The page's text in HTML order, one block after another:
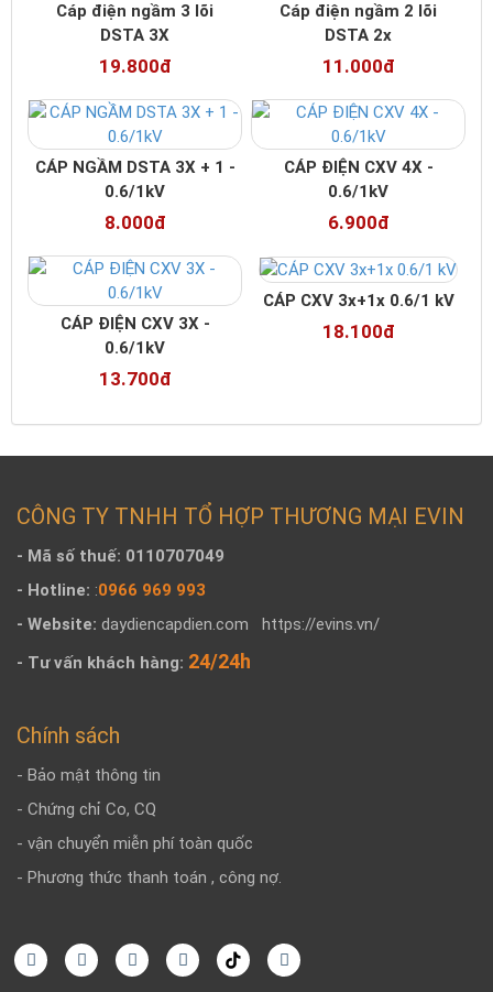
Cáp điện ngầm 3 lõi
DSTA 3X
19.800đ
Cáp điện ngầm 2 lõi
DSTA 2x
11.000đ
CÁP NGẦM DSTA 3X + 1 -
0.6/1kV
8.000đ
CÁP ĐIỆN CXV 4X -
0.6/1kV
6.900đ
CÁP ĐIỆN CXV 3X -
0.6/1kV
13.700đ
CÁP CXV 3x+1x 0.6/1 kV
18.100đ
CÔNG TY TNHH TỔ HỢP THƯƠNG MẠI EVIN
- Mã số thuế: 0110707049
- Hotline: :0966 969 993
- Website: daydiencapdien.com https://evins.vn/
- Tư vấn khách hàng: 24/24h
Chính sách
- Bảo mật thông tin
- Chứng chỉ Co, CQ
- vận chuyển miễn phí toàn quốc
- Phương thức thanh toán , công nợ.